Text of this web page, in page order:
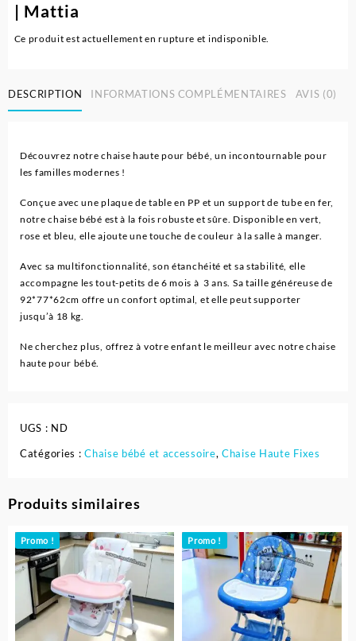
| Mattia
Ce produit est actuellement en rupture et indisponible.
DESCRIPTION INFORMATIONS COMPLÉMENTAIRES AVIS (0)
Découvrez notre chaise haute pour bébé, un incontournable pour
les familles modernes !
Conçue avec une plaque de table en PP et un support de tube en fer,
notre chaise bébé est à la fois robuste et sûre. Disponible en vert,
rose et bleu, elle ajoute une touche de couleur à la salle à manger.
Avec sa multifonctionnalité, son étanchéité et sa stabilité, elle
accompagne les tout-petits de 6 mois à 3 ans. Sa taille généreuse de
92*77*62cm offre un confort optimal, et elle peut supporter
jusqu’à 18 kg.
Ne cherchez plus, offrez à votre enfant le meilleur avec notre chaise
haute pour bébé.
UGS : ND
Catégories :Chaise bébé et accessoire,Chaise Haute Fixes
Produits similaires
Promo ! Promo !